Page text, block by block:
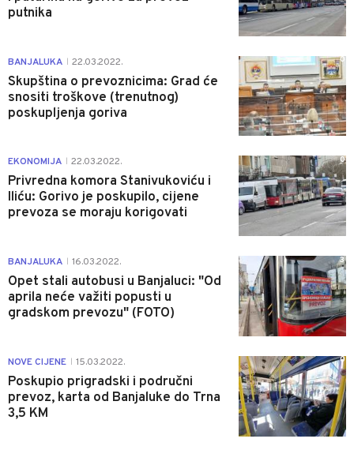
putnika
BANJALUKA 22.03.2022.
Skupština o prevoznicima: Grad će
snositi troškove (trenutnog)
poskupljenja goriva
0
EKONOMIJA 22.03.2022.
Privredna komora Stanivukoviću i
Iliću: Gorivo je poskupilo, cijene
prevoza se moraju korigovati
0
BANJALUKA 16.03.2022.
Opet stali autobusi u Banjaluci: "Od
aprila neće važiti popusti u
gradskom prevozu" (FOTO)
3
NOVE CIJENE 15.03.2022.
Poskupio prigradski i područni
prevoz, karta od Banjaluke do Trna
3,5 KM
0